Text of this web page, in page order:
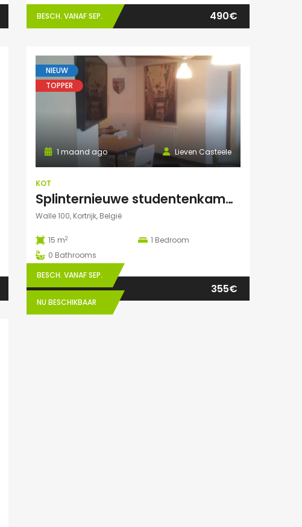
BESCH. VANAF SEP. 490€
NIEUW
TOPPER
Lieven Casteele
1 maand ago
KOT
Splinternieuwe studentenkamer te huur in authentiek herenhuis
Walle 100, Kortrijk, België
15 m2 1 Bedroom
0 Bathrooms
BESCH. VANAF SEP.
NU BESCHIKBAAR
355€